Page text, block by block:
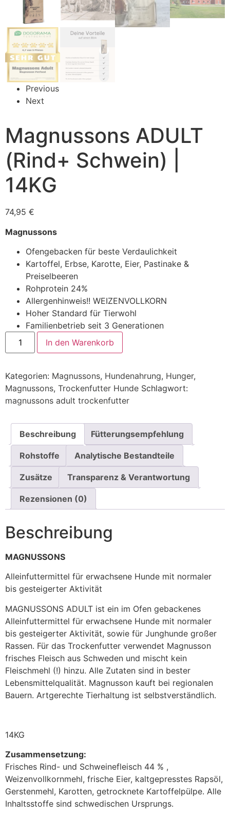
Previous
Next
Magnussons ADULT
(Rind+ Schwein) |
14KG
74,95 €
Magnussons
Ofengebacken für beste Verdaulichkeit
Kartoffel, Erbse, Karotte, Eier, Pastinake &
Preiselbeeren
Rohprotein 24%
Allergenhinweis!! WEIZENVOLLKORN
Hoher Standard für Tierwohl
Familienbetrieb seit 3 Generationen
In den Warenkorb
Kategorien: Magnussons, Hundenahrung, Hunger,
Magnussons, Trockenfutter Hunde Schlagwort:
magnussons adult trockenfutter
Beschreibung Fütterungsempfehlung
Rohstoffe Analytische Bestandteile
Zusätze Transparenz & Verantwortung
Rezensionen (0)
Beschreibung
MAGNUSSONS
Alleinfuttermittel für erwachsene Hunde mit normaler
bis gesteigerter Aktivität
MAGNUSSONS ADULT ist ein im Ofen gebackenes
Alleinfuttermittel für erwachsene Hunde mit normaler
bis gesteigerter Aktivität, sowie für Junghunde großer
Rassen. Für das Trockenfutter verwendet Magnusson
frisches Fleisch aus Schweden und mischt kein
Fleischmehl (!) hinzu. Alle Zutaten sind in bester
Lebensmittelqualität. Magnusson kauft bei regionalen
Bauern. Artgerechte Tierhaltung ist selbstverständlich.
14KG
Zusammensetzung:
Frisches Rind- und Schweinefleisch 44 % ,
Weizenvollkornmehl, frische Eier, kaltgepresstes Rapsöl,
Gerstenmehl, Karotten, getrocknete Kartoffelpülpe. Alle
Inhaltsstoffe sind schwedischen Ursprungs.